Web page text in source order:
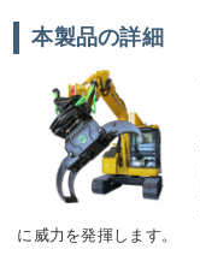
本製品の詳細
に威力を発揮します。